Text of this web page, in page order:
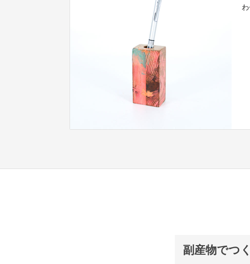
副産物でつ